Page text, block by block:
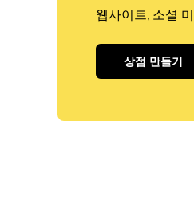
웹사이트, 소셜
상점 만들기